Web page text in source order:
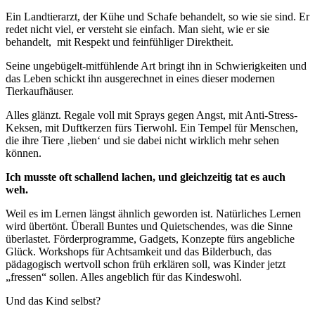
Ein Landtierarzt, der Kühe und Schafe behandelt, so wie sie sind. Er
redet nicht viel, er versteht sie einfach. Man sieht, wie er sie
behandelt, mit Respekt und feinfühliger Direktheit.
Seine ungebügelt-mitfühlende Art bringt ihn in Schwierigkeiten und
das Leben schickt ihn ausgerechnet in eines dieser modernen
Tierkaufhäuser.
Alles glänzt. Regale voll mit Sprays gegen Angst, mit Anti-Stress-
Keksen, mit Duftkerzen fürs Tierwohl. Ein Tempel für Menschen,
die ihre Tiere ‚lieben‘ und sie dabei nicht wirklich mehr sehen
können.
Ich musste oft schallend lachen, und gleichzeitig tat es auch
weh.
Weil es im Lernen längst ähnlich geworden ist. Natürliches Lernen
wird übertönt. Überall Buntes und Quietschendes, was die Sinne
überlastet. Förderprogramme, Gadgets, Konzepte fürs angebliche
Glück. Workshops für Achtsamkeit und das Bilderbuch, das
pädagogisch wertvoll schon früh erklären soll, was Kinder jetzt
„fressen“ sollen. Alles angeblich für das Kindeswohl.
Und das Kind selbst?